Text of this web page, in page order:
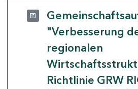
"Verbesserung
regionalen
Richtlinie GRW